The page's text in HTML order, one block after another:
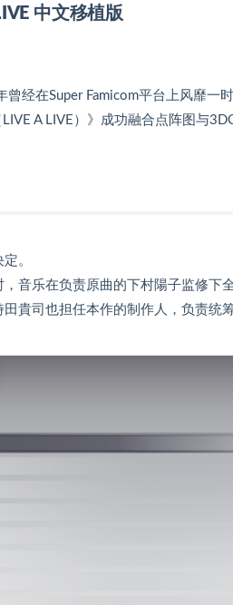
中文移植版
经在Super Famicom平台上风靡一
A LIVE）》成功融合点阵图与
。
音乐在负责原曲的下村陽子监修下
貴司也担任本作的制作人，负责统